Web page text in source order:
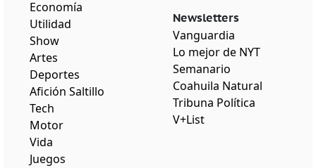
Economía
Utilidad
Show
Artes
Deportes
Afición Saltillo
Tech
Motor
Vida
Juegos
Newsletters
Vanguardia
Lo mejor de NYT
Semanario
Coahuila Natural
Tribuna Política
V+List